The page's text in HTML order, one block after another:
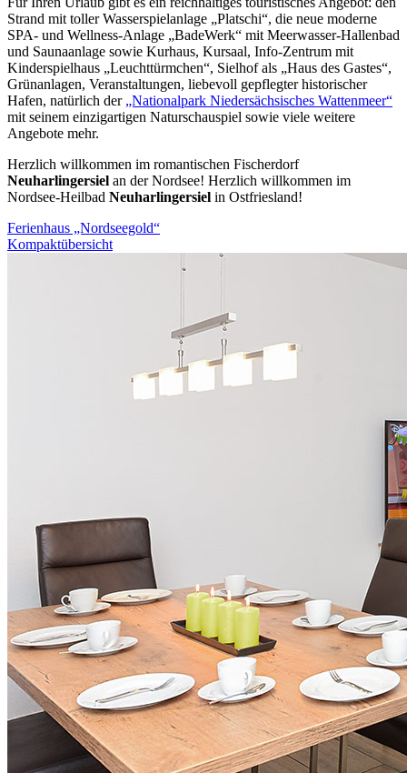
Strand mit toller Wasserspielanlage „Platschi“, die neue moderne
SPA- und Wellness-Anlage „BadeWerk“ mit Meerwasser-Hallenbad
und Saunaanlage sowie Kurhaus, Kursaal, Info-Zentrum mit
Kinderspielhaus „Leuchttürmchen“, Sielhof als „Haus des Gastes“,
Grünanlagen, Veranstaltungen, liebevoll gepflegter historischer
Hafen, natürlich der „Nationalpark Niedersächsisches Wattenmeer“
mit seinem einzigartigen Naturschauspiel sowie viele weitere
Angebote mehr.
Herzlich willkommen im romantischen Fischerdorf
Neuharlingersiel an der Nordsee! Herzlich willkommen im
Nordsee-Heilbad Neuharlingersiel in Ostfriesland!
Ferienhaus „Nordseegold“
Kompaktübersicht